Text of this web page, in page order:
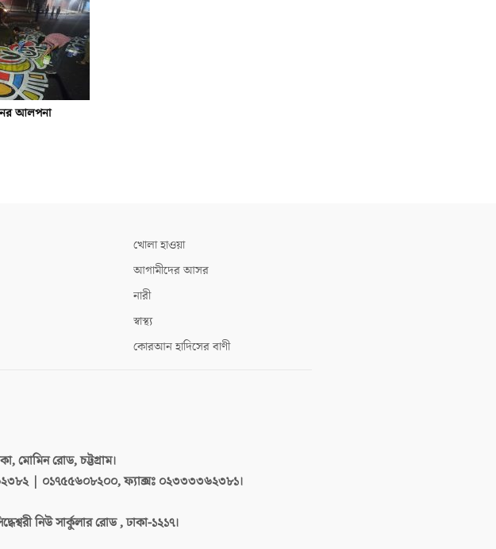
আলপনা
খোলা হাওয়া
আগামীদের আসর
নারী
স্বাস্থ্য
কোরআন হাদিসের বাণী
মোমিন রোড, চট্টগ্রাম।
| ০১৭৫৫৬০৮২০০, ফ্যাক্সঃ ০২৩৩৩৩৬২৩৮১।
নিউ সার্কুলার রোড , ঢাকা-১২১৭।